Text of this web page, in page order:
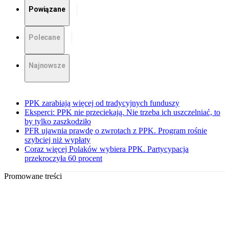
Powiązane
Polecane
Najnowsze
PPK zarabiają więcej od tradycyjnych funduszy
Eksperci: PPK nie przeciekają. Nie trzeba ich uszczelniać, to
by tylko zaszkodziło
PFR ujawnia prawdę o zwrotach z PPK. Program rośnie
szybciej niż wypłaty
Coraz więcej Polaków wybiera PPK. Partycypacja
przekroczyła 60 procent
Promowane treści